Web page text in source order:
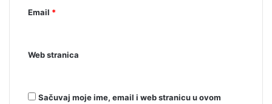
Email *
Web stranica
Sačuvaj moje ime, email i web stranicu u ovom